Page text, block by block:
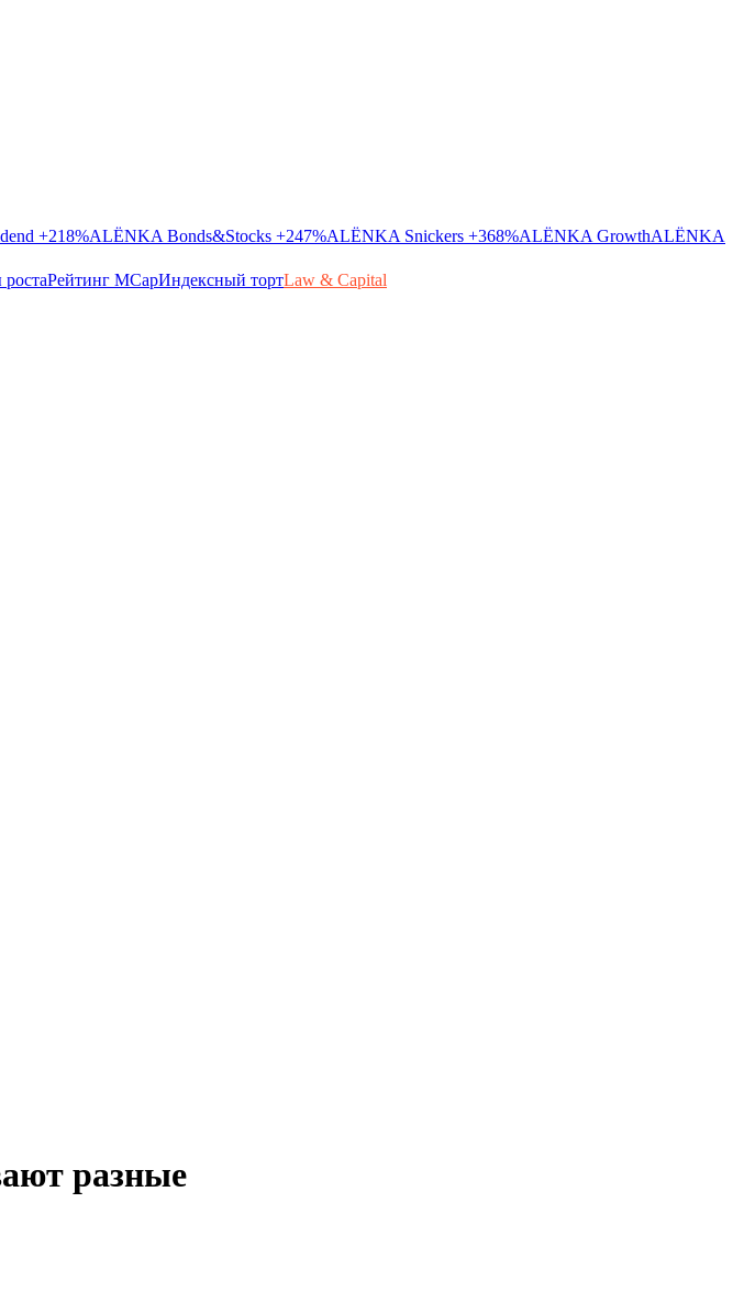
+218%ALЁNKA Bonds&Stocks +247%ALЁNKA Snickers +368%ALЁNKA GrowthALЁNKA
Рейтинг MCapИндексный тортLaw & Capital
разные